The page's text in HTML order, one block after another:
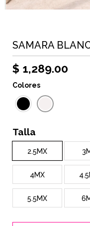
SAMARA
$ 1,289.00
Colores
Talla
2.5MX
4MX
5.5MX